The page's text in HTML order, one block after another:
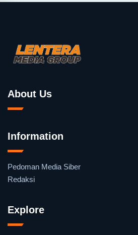
About Us
Information
Pedoman Media Siber
Redaksi
Explore